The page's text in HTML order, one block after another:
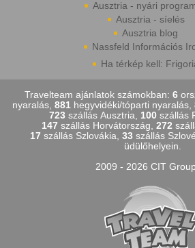
Ausztria - nyári
Ausztria - síelés
Ausztria blog
Nassfeld Információs
Ha térkép kell:
Travelteam ajánlatok számokban: 6
nyaralás, 881 hegyvidéki/tóparti nyaralás,
723 szállás Ausztria, 100 szállás
147 szállás Horvátország, 272
17 szállás Szlovákia, 33 szállás
üdülőhelyein.
2009 - 2026 CIT Group